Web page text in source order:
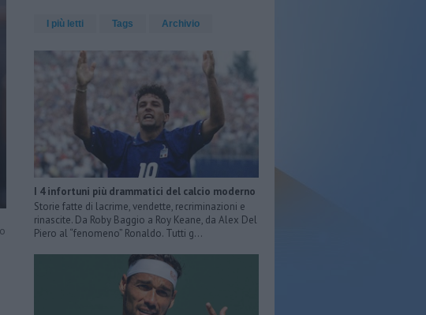
I più letti Tags Archivio
I 4 infortuni più drammatici del calcio moderno
Storie fatte di lacrime, vendette, recriminazioni e
rinascite. Da Roby Baggio a Roy Keane, da Alex Del
Piero al “fenomeno” Ronaldo. Tutti g...